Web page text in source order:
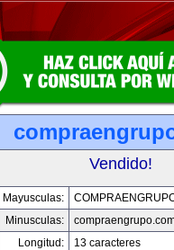
Vendido!
Mayusculas:
Minusculas:
Longitud:
13 caracteres